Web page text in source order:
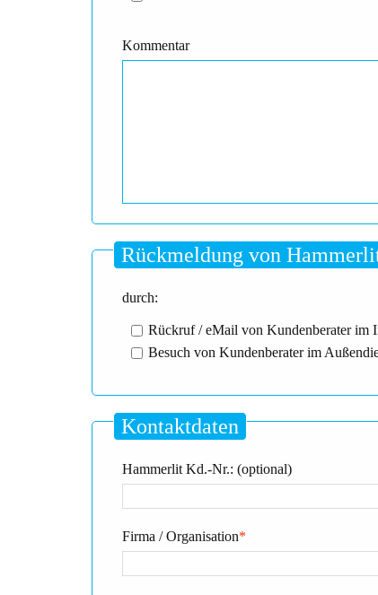
Kommentar
Rückmeldung von
durch:
Rückruf / eMail von Kundenberater im
Besuch von Kundenberater im
Kontaktdaten
Hammerlit Kd.-Nr.: (optional)
*
Firma / Organisation